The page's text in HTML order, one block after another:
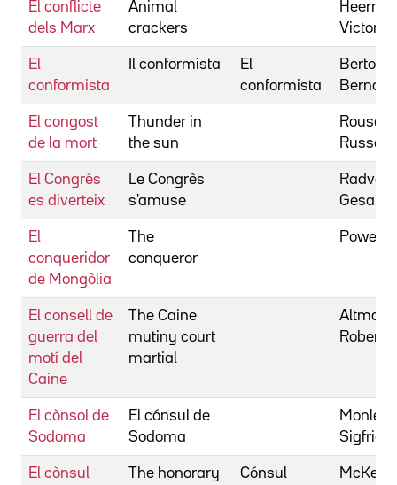
El conflicte
dels Marx
Animal
crackers
Victor
El
conformista
Il conformista
El
conformista
El congost
de la mort
Thunder in
the sun
Rouse,
Russell
El Congrés
es diverteix
Le Congrès
s'amuse
Gesa
El
conqueridor
de Mongòlia
The
conqueror
Powell,
El consell de
guerra del
motí del
Caine
The Caine
mutiny court
martial
Altman,
Robert
El cònsol de
Sodoma
El cónsul de
Sodoma
Sigfrid
El cònsul
The honorary
Cónsul